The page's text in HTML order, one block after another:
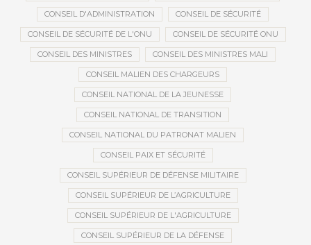
CONSEIL D'ADMINISTRATION CONSEIL DE SÉCURITÉ
CONSEIL DE SÉCURITÉ DE L'ONU CONSEIL DE SÉCURITÉ ONU
CONSEIL DES MINISTRES CONSEIL DES MINISTRES MALI
CONSEIL MALIEN DES CHARGEURS
CONSEIL NATIONAL DE LA JEUNESSE
CONSEIL NATIONAL DE TRANSITION
CONSEIL NATIONAL DU PATRONAT MALIEN
CONSEIL PAIX ET SÉCURITÉ
CONSEIL SUPÉRIEUR DE DÉFENSE MILITAIRE
CONSEIL SUPÉRIEUR DE L’AGRICULTURE
CONSEIL SUPÉRIEUR DE L'AGRICULTURE
CONSEIL SUPÉRIEUR DE LA DÉFENSE